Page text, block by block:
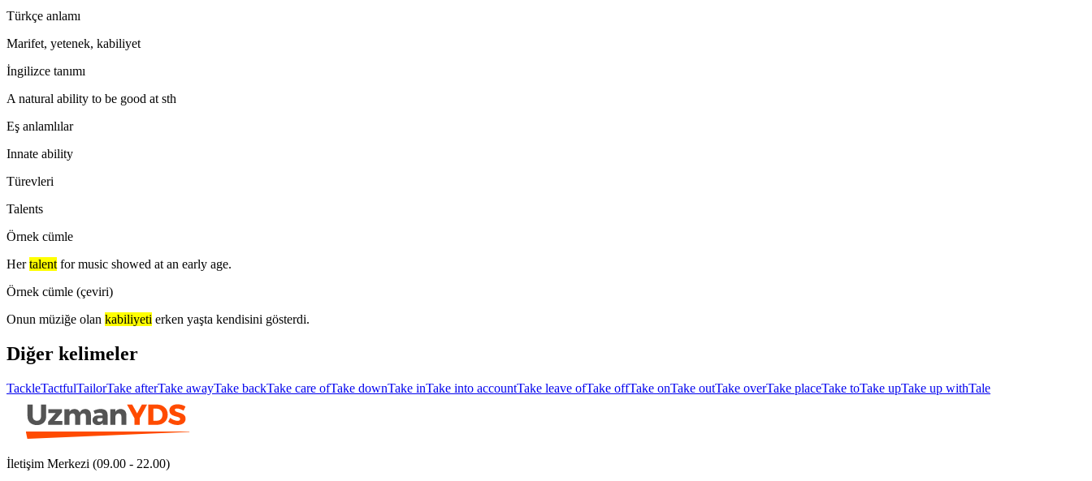
Türkçe anlamı
Marifet, yetenek, kabiliyet
İngilizce tanımı
A natural ability to be good at sth
Eş anlamlılar
Innate ability
Türevleri
Talents
Örnek cümle
Her talent for music showed at an early age.
Örnek cümle (çeviri)
Onun müziğe olan kabiliyeti erken yaşta kendisini gösterdi.
Diğer kelimeler
TackleTactfulTailorTake afterTake awayTake backTake care ofTake downTake inTake into accountTake leave ofTake offTake onTake outTake overTake placeTake toTake upTake up withTale
İletişim Merkezi (09.00 - 22.00)